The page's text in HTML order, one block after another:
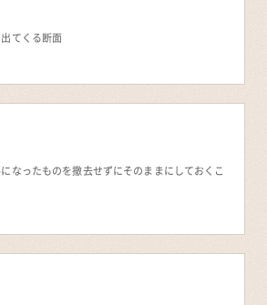
てくる断面
なったものを撤去せずにそのままにしておくこ